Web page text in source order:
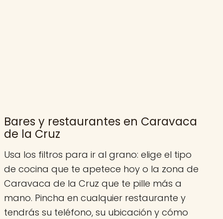
Bares y restaurantes en Caravaca
de la Cruz
Usa los filtros para ir al grano: elige el tipo
de cocina que te apetece hoy o la zona de
Caravaca de la Cruz que te pille más a
mano. Pincha en cualquier restaurante y
tendrás su teléfono, su ubicación y cómo